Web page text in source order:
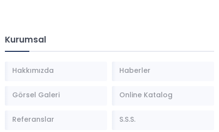
Kurumsal
Hakkımızda Haberler
Görsel Galeri Online Katalog
Referanslar S.S.S.